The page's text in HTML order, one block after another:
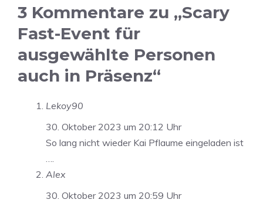
3 Kommentare zu „Scary
Fast-Event für
ausgewählte Personen
auch in Präsenz“
Lekoy90
30. Oktober 2023 um 20:12 Uhr
So lang nicht wieder Kai Pflaume eingeladen ist
Alex
30. Oktober 2023 um 20:59 Uhr